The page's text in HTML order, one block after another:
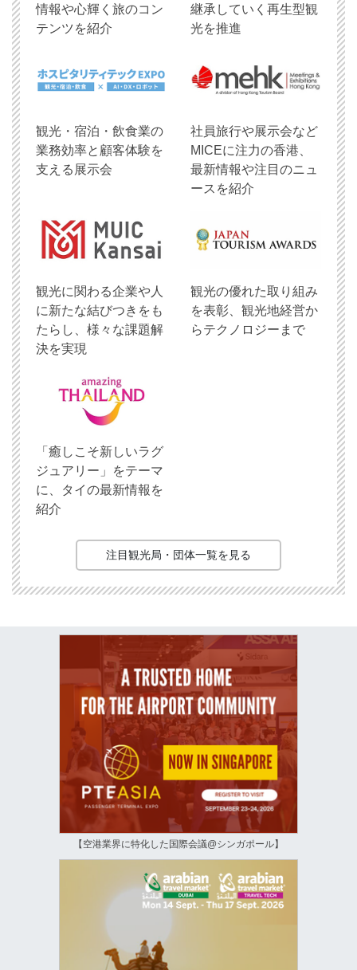
情報や心輝く旅のコン
テンツを紹介
継承していく再生型観
光を推進
観光・宿泊・飲食業の
業務効率と顧客体験を
支える展示会
社員旅行や展示会など
MICEに注力の香港、
最新情報や注目のニュ
ースを紹介
観光に関わる企業や人
に新たな結びつきをも
たらし、様々な課題解
決を実現
観光の優れた取り組み
を表彰、観光地経営か
らテクノロジーまで
「癒しこそ新しいラグ
ジュアリー」をテーマ
に、タイの最新情報を
紹介
注目観光局・団体一覧を見る
【空港業界に特化した国際会議@シンガポール】